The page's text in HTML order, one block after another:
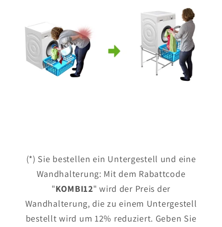
(*) Sie bestellen ein Untergestell und eine
Wandhalterung: Mit dem Rabattcode
"KOMBI12" wird der Preis der
Wandhalterung, die zu einem Untergestell
bestellt wird um 12% reduziert. Geben Sie